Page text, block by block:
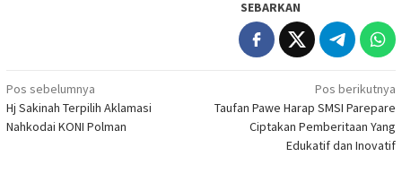
SEBARKAN
Navigasi
pos
Pos sebelumnya
Hj Sakinah Terpilih Aklamasi
Nahkodai KONI Polman
Pos berikutnya
Taufan Pawe Harap SMSI Parepare
Ciptakan Pemberitaan Yang
Edukatif dan Inovatif